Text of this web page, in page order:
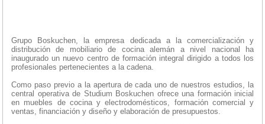
Grupo Boskuchen, la empresa dedicada a la comercialización y
distribución de mobiliario de cocina alemán a nivel nacional ha
inaugurado un nuevo centro de formación integral dirigido a todos los
profesionales pertenecientes a la cadena.
Como paso previo a la apertura de cada uno de nuestros estudios, la
central operativa de Studium Boskuchen ofrece una formación inicial
en muebles de cocina y electrodomésticos, formación comercial y
ventas, financiación y diseño y elaboración de presupuestos.